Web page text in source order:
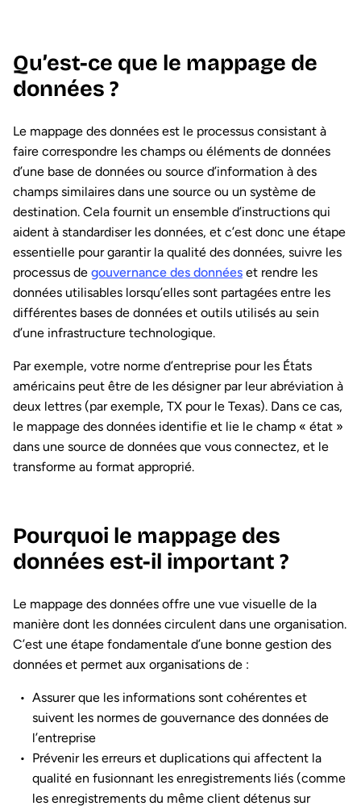
Qu’est-ce que le mappage de
données ?
Le mappage des données est le processus consistant à
faire correspondre les champs ou éléments de données
d’une base de données ou source d’information à des
champs similaires dans une source ou un système de
destination. Cela fournit un ensemble d’instructions qui
aident à standardiser les données, et c’est donc une étape
essentielle pour garantir la qualité des données, suivre les
processus de gouvernance des données et rendre les
données utilisables lorsqu’elles sont partagées entre les
différentes bases de données et outils utilisés au sein
d’une infrastructure technologique.
Par exemple, votre norme d’entreprise pour les États
américains peut être de les désigner par leur abréviation à
deux lettres (par exemple, TX pour le Texas). Dans ce cas,
le mappage des données identifie et lie le champ « état »
dans une source de données que vous connectez, et le
transforme au format approprié.
Pourquoi le mappage des
données est-il important ?
Le mappage des données offre une vue visuelle de la
manière dont les données circulent dans une organisation.
C’est une étape fondamentale d’une bonne gestion des
données et permet aux organisations de :
Assurer que les informations sont cohérentes et
suivent les normes de gouvernance des données de
l’entreprise
Prévenir les erreurs et duplications qui affectent la
qualité en fusionnant les enregistrements liés (comme
les enregistrements du même client détenus sur